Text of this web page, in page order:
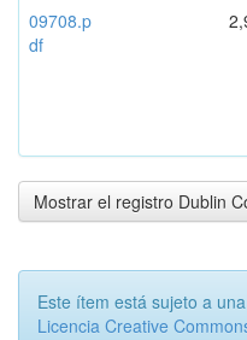
09708.p
df
Mostrar el registro Dublin
Este ítem está sujeto a
Licencia Creative